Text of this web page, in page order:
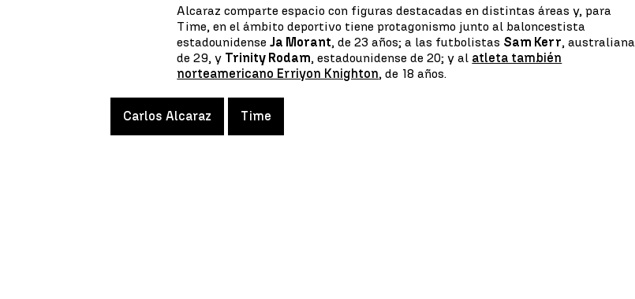
Alcaraz comparte espacio con figuras destacadas en distintas áreas y, para
Time, en el ámbito deportivo tiene protagonismo junto al baloncestista
estadounidenseJa Morant, de 23 años; a las futbolistas Sam Kerr, australiana
de 29, y Trinity Rodam, estadounidense de 20; y al atleta también
norteamericano Erriyon Knighton, de 18 años.
Carlos Alcaraz Time